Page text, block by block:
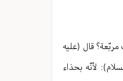
قال (عليه
لأنّه بحذاء